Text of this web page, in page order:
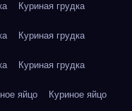
Куриная грудка
Куриная грудка
Куриная грудка
яйцо Куриное яйцо